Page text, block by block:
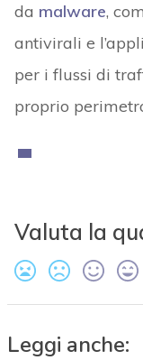
da malware,
antivirali e
per i flussi di
proprio
Valuta la
Leggi anche: